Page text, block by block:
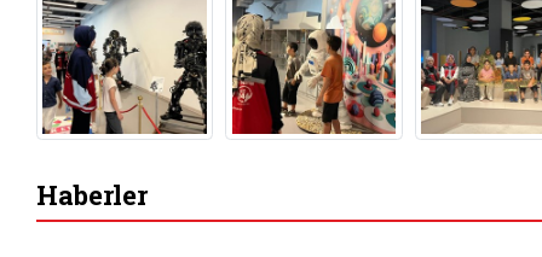
Haberler